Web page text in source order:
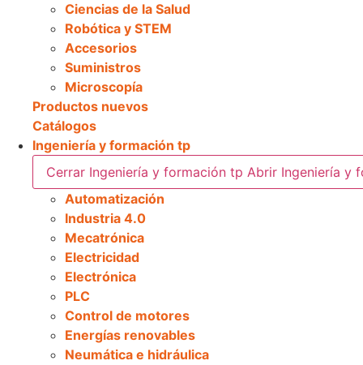
Ciencias de la Salud
Robótica y STEM
Accesorios
Suministros
Microscopía
Productos nuevos
Catálogos
Ingeniería y formación tp
Cerrar Ingeniería y formación tp Abrir Ingeniería y
Automatización
Industria 4.0
Mecatrónica
Electricidad
Electrónica
PLC
Control de motores
Energías renovables
Neumática e hidráulica